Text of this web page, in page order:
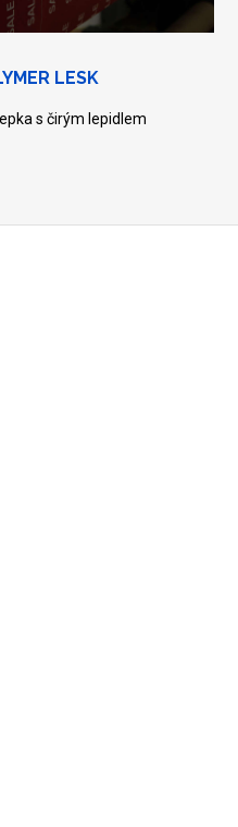
LESK
s čirým lepidlem